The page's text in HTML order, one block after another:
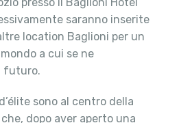
saranno inserite
location Baglioni per un
a cui se ne
futuro.
sono al centro della
che, dopo aver aperto una